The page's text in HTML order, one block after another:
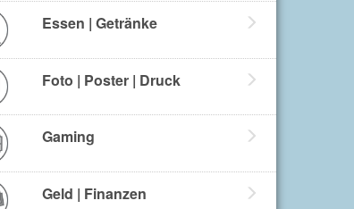
Essen | Getränke
Foto | Poster | Druck
Gaming
Geld | Finanzen